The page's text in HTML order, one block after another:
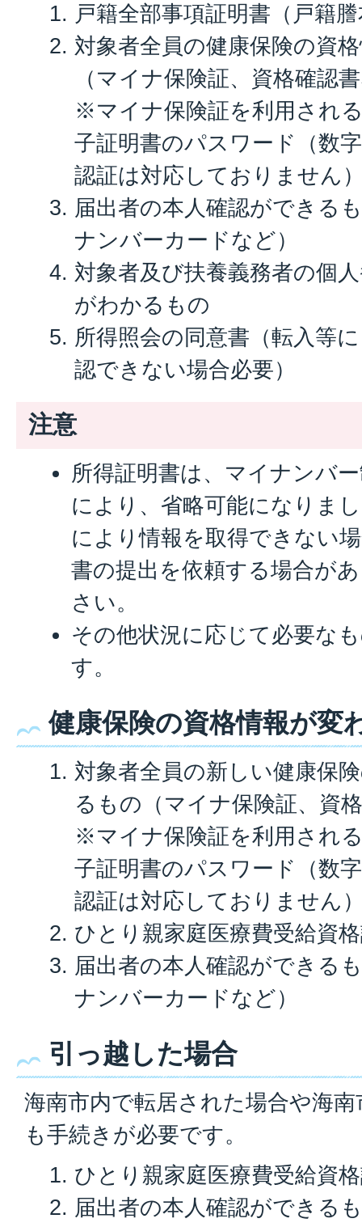
戸籍全部事項証明書（戸籍
対象者全員の健康保険の資
（マイナ保険証、資格確認
※マイナ保険証を利用され
子証明書のパスワード（数
認証は対応しておりません
届出者の本人確認ができる
ナンバーカードなど）
対象者及び扶養義務者の個
がわかるもの
所得照会の同意書（転入等
認できない場合必要）
注意
所得証明書は、マイナンバ
により、省略可能になりま
により情報を取得できない
書の提出を依頼する場合が
さい。
その他状況に応じて必要な
す。
健康保険の資格情報が変
対象者全員の新しい健康保
るもの（マイナ保険証、資
※マイナ保険証を利用され
子証明書のパスワード（数
認証は対応しておりません
ひとり親家庭医療費受給資
届出者の本人確認ができる
ナンバーカードなど）
引っ越した場合
海南市内で転居された場合や海
も手続きが必要です。
ひとり親家庭医療費受給資
届出者の本人確認ができる